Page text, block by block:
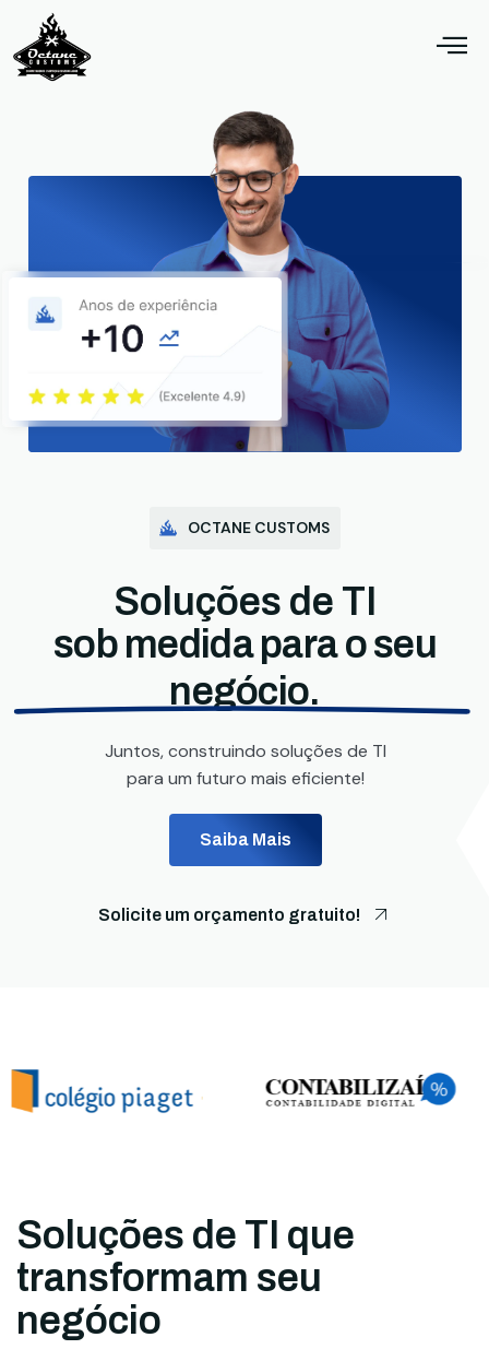
OCTANE CUSTOMS
Soluções de TI
sob medida para o seu
negócio.
Juntos, construindo soluções de TI
para um futuro mais eficiente!
Saiba Mais
Solicite um orçamento gratuito!
Soluções de TI que
transformam seu
negócio